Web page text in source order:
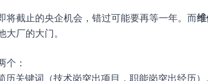
将截止的央企机会，错过可能要再等一年。而
厂的大门。
个：
历关键词（技术岗突出项目，职能岗突出经历）